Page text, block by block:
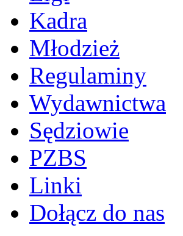
Kadra
Młodzież
Regulaminy
Wydawnictwa
Sędziowie
PZBS
Linki
Dołącz do nas